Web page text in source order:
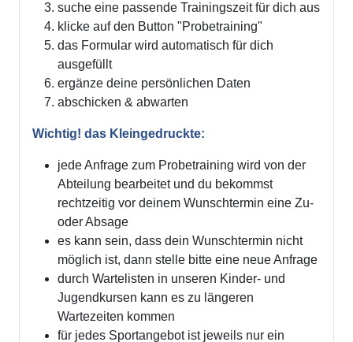
suche eine passende Trainingszeit für dich aus
klicke auf den Button "Probetraining"
das Formular wird automatisch für dich
ausgefüllt
ergänze deine persönlichen Daten
abschicken & abwarten
Wichtig! das Kleingedruckte:
jede Anfrage zum Probetraining wird von der
Abteilung bearbeitet und du bekommst
rechtzeitig vor deinem Wunschtermin eine Zu-
oder Absage
es kann sein, dass dein Wunschtermin nicht
möglich ist, dann stelle bitte eine neue Anfrage
durch Wartelisten in unseren Kinder- und
Jugendkursen kann es zu längeren
Wartezeiten kommen
für jedes Sportangebot ist jeweils nur ein